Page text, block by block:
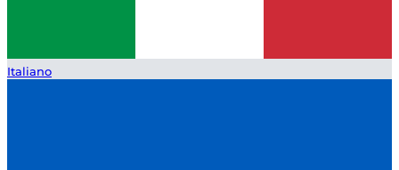
Italiano